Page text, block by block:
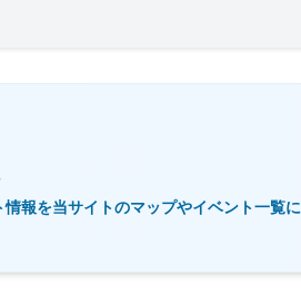
報を当サイトのマップやイベント一覧